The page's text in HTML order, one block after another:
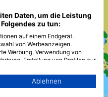
Extra Divers Ghalib, Port
Daten, um die Leistung
zu tun:
auf einem Endgerät.
von Werbeanzeigen.
Werbung. Verwendung von
Erstellung von Profilen zur
Messung der
Zielgruppen durch Statistiken
Quellen. Entwicklung
Ablehnen